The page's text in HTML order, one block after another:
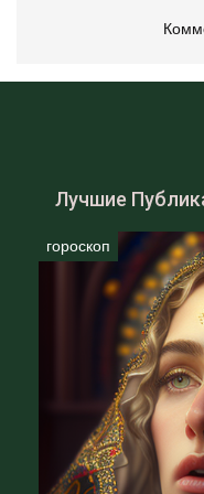
радости и
и роста.
некоторыми
окружающими.
недоверие к
конфликты с
Старайтесь
переживать
Однако, в
возможность
получите
работа
Это может
и роста.
Лучшие
гороскоп